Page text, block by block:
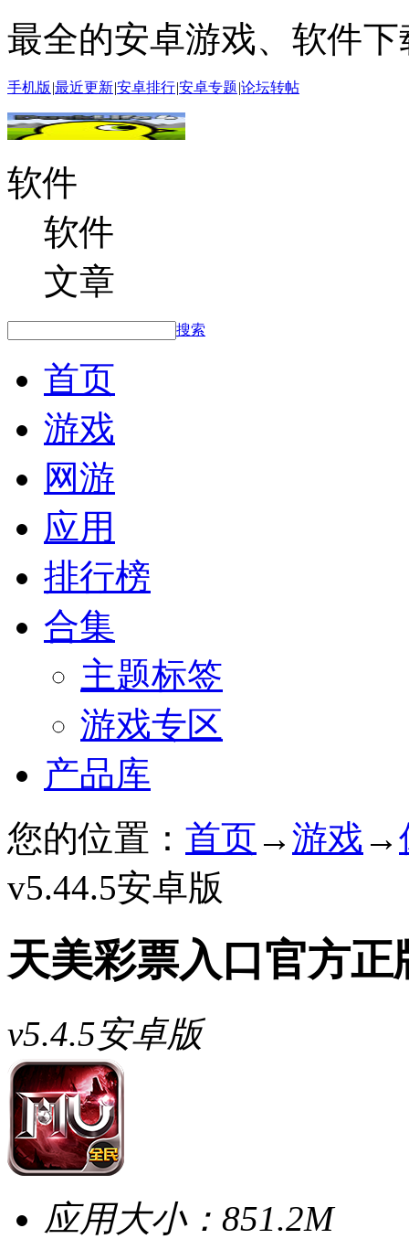
最全的安卓游戏、软件下
手机版 |最近更新|安卓排行|安卓专题|论坛转帖
软件
软件
文章
搜索
首页
游戏
网游
应用
排行榜
合集
主题标签
游戏专区
产品库
您的位置： 首页 →游戏 →
v5.44.5安卓版
天美彩票入口官方正
v5.4.5安卓版
应用大小： 851.2M